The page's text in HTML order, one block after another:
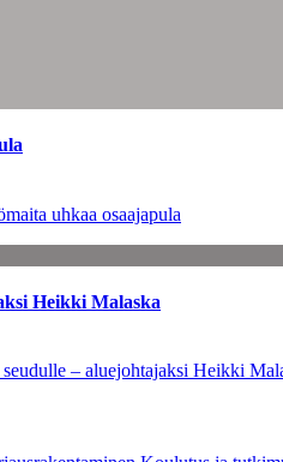
uhkaa osaajapula
Heikki Malaska
– aluejohtajaksi Heikki